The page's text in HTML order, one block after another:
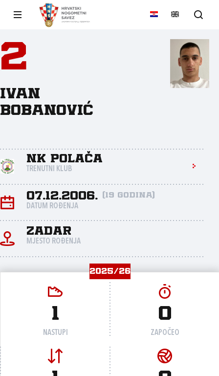
2
Ivan
Bobanović
NK Polača
TRENUTNI KLUB
07.12.2006. (19 godina)
DATUM ROĐENJA
Zadar
MJESTO ROĐENJA
2025/26
1
NASTUPI
0
ZAPOČEO